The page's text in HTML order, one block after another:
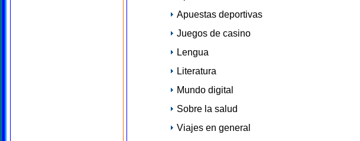
Apuestas deportivas
Juegos de casino
Lengua
Literatura
Mundo digital
Sobre la salud
Viajes en general